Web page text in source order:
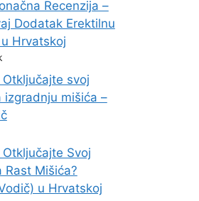
Recenzija –
Dodatak Erektilnu
Hrvatskoj
svoj
izgradnju mišića –
Svoj
Rast Mišića?
u Hrvatskoj